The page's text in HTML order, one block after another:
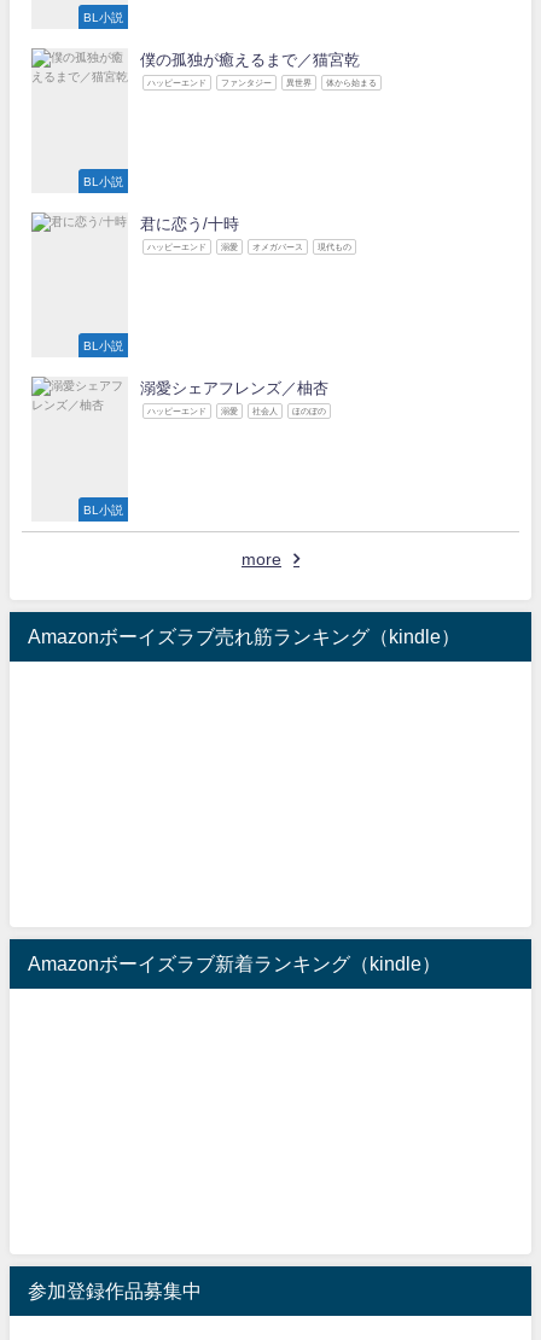
BL小説
BL小説
僕の孤独が癒えるまで／猫宮乾
ハッピーエンド ファンタジー 異世界 体から始まる
BL小説
君に恋う/十時
ハッピーエンド 溺愛 オメガバース 現代もの
BL小説
溺愛シェアフレンズ／柚杏
ハッピーエンド 溺愛 社会人 ほのぼの
more
Amazonボーイズラブ売れ筋ランキング（kindle）
Amazonボーイズラブ新着ランキング（kindle）
参加登録作品募集中